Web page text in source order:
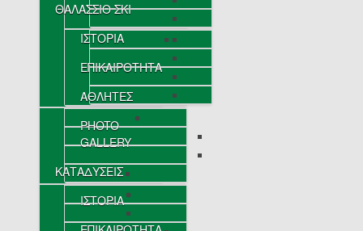
ΘΑΛΑΣΣΙΟ ΣΚΙ
ΙΣΤΟΡΙΑ
ΕΠΙΚΑΙΡΟΤΗΤΑ
ΑΘΛΗΤΕΣ
PHOTO
GALLERY
ΚΑΤΑΔΥΣΕΙΣ
ΙΣΤΟΡΙΑ